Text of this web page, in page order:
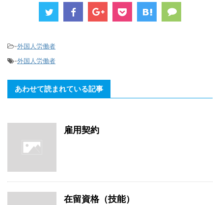
-外国人労働者
-外国人労働者
あわせて読まれている記事
雇用契約
在留資格（技能）